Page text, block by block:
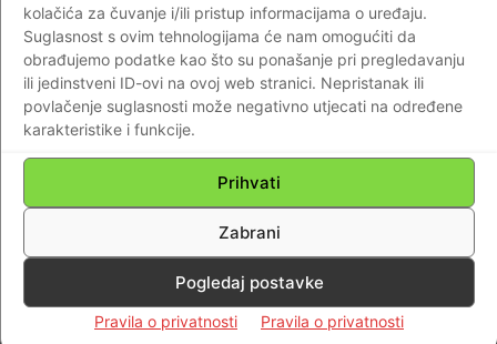
kolačića za čuvanje i/ili pristup informacijama o uređaju.
Suglasnost s ovim tehnologijama će nam omogućiti da
obrađujemo podatke kao što su ponašanje pri pregledavanju
ili jedinstveni ID-ovi na ovoj web stranici. Nepristanak ili
povlačenje suglasnosti može negativno utjecati na određene
karakteristike i funkcije.
Prihvati
Zabrani
Pogledaj postavke
Pravila o privatnosti Pravila o privatnosti
Braniteljski portal - 01.12.2017
Impressum Kontaktirajte nas Pravila o privatnosti
© Newspaper WordPress Theme by TagDiv